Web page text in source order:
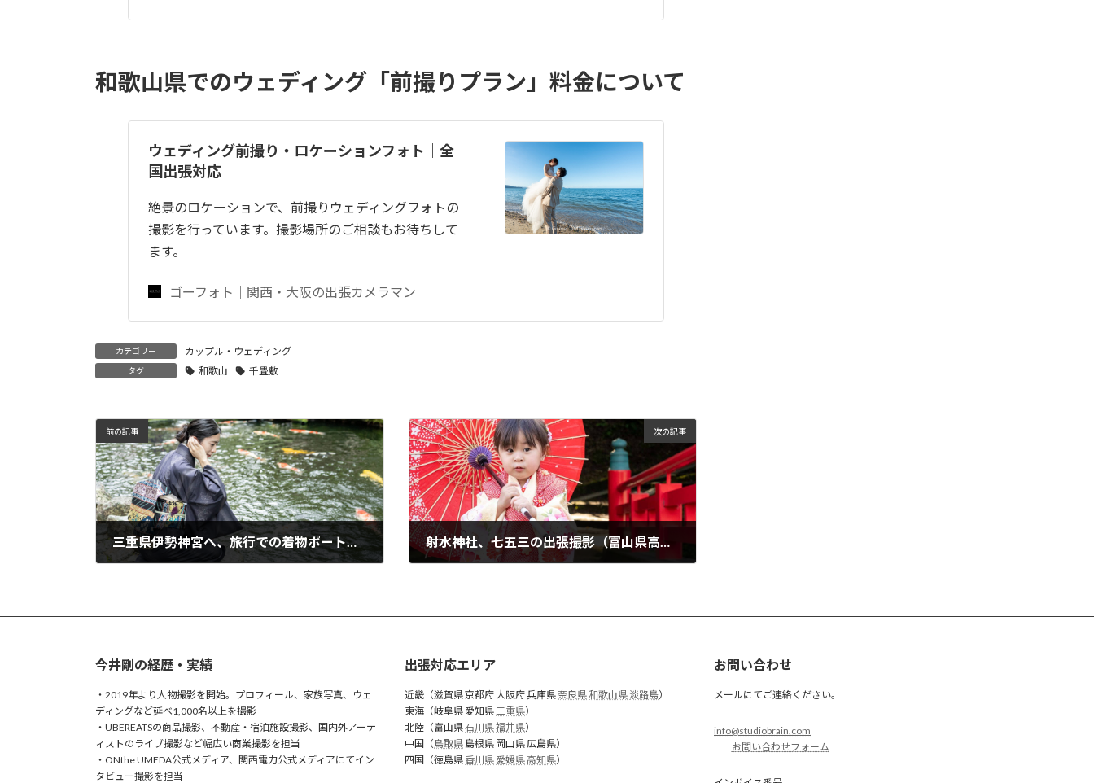
和歌山県でのウェディング「前撮りプラン」料金について
ウェディング前撮り・ロケーションフォト｜全
国出張対応
絶景のロケーションで、前撮りウェディングフォトの
撮影を行っています。撮影場所のご相談もお待ちして
ます。
ゴーフォト｜関西・大阪の出張カメラマン
カテゴリー カップル・ウェディング
タグ 和歌山 千畳敷
前の記事
三重県伊勢神宮へ、旅行での着物ポートレート撮影
次の記事
射水神社、七五三の出張撮影（富山県高岡市）
今井剛の経歴・実績
・2019年より人物撮影を開始。プロフィール、家族写真、ウェ
ディングなど延べ1,000名以上を撮影
・UBEREATSの商品撮影、不動産・宿泊施設撮影、国内外アーテ
ィストのライブ撮影など幅広い商業撮影を担当
・ONthe UMEDA公式メディア、関西電力公式メディアにてイン
タビュー撮影を担当
出張対応エリア
近畿（滋賀県 京都府 大阪府 兵庫県奈良県和歌山県淡路島）
東海（岐阜県 愛知県三重県）
北陸（富山県石川県福井県）
中国（鳥取県 島根県 岡山県 広島県）
四国（徳島県 香川県 愛媛県高知県）
お問い合わせ
メールにてご連絡ください。
info@studiobrain.com
お問い合わせフォーム